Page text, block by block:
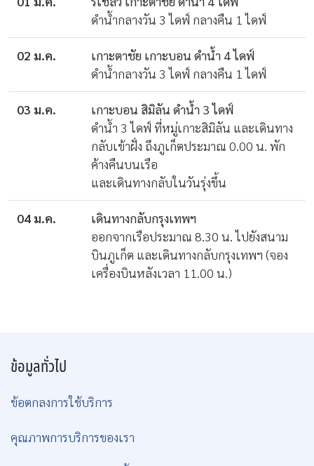
ดำน้ำกลางวัน 3 ไดฟ์ กลางคืน 1 ไดฟ์
02 ม.ค.
เกาะตาชัย เกาะบอน ดำน้ำ 4 ไดฟ์
ดำน้ำกลางวัน 3 ไดฟ์ กลางคืน 1 ไดฟ์
03 ม.ค.
เกาะบอน สิมิลัน ดำน้ำ 3 ไดฟ์
ดำน้ำ 3 ไดฟ์ ที่หมู่เกาะสิมิลัน และเดินทาง
กลับเข้าฝั่ง ถึงภูเก็ตประมาณ 0.00 น. พัก
ค้างคืนบนเรือ
และเดินทางกลับในวันรุ่งขึ้น
04 ม.ค.
เดินทางกลับกรุงเทพฯ
ออกจากเรือประมาณ 8.30 น. ไปยังสนาม
บินภูเก็ต และเดินทางกลับกรุงเทพฯ (จอง
เครื่องบินหลังเวลา 11.00 น.)
ข้อมูลทั่วไป
ข้อตกลงการใช้บริการ
คุณภาพการบริการของเรา